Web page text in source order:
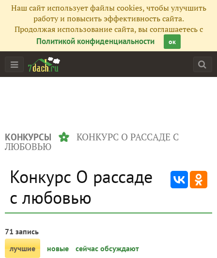
Наш сайт использует файлы cookies, чтобы улучшить
работу и повысить эффективность сайта.
Продолжая использование сайта, вы соглашаетесь с
Политикой конфиденциальности
ок
КОНКУРСЫ
КОНКУРС О РАССАДЕ С
ЛЮБОВЬЮ
Конкурс О рассаде
с любовью
71 запись
лучшие
новые сейчас обсуждают